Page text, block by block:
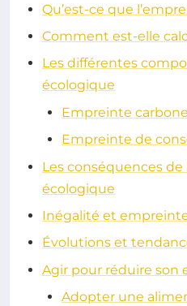
Qu’est-ce que
Comment est-elle
Les différentes
écologique
Empreinte carbone
Empreinte de
Les conséquences de
écologique
Inégalité et
Évolutions et
Agir pour réduire son
Adopter une